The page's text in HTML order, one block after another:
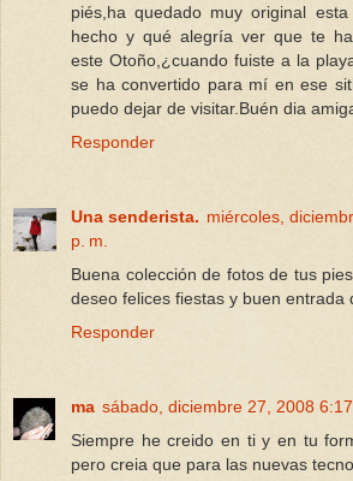
piés,ha quedado muy original
hecho y qué alegría ver que te
este Otoño,¿cuando fuiste a la
se ha convertido para mí en ese
puedo dejar de visitar.Buén dia
Responder
Una senderista. miércoles,
p. m.
Buena colección de fotos de tus
deseo felices fiestas y buen entrada
Responder
ma sábado, diciembre 27, 2008
Siempre he creido en ti y en tu
pero creia que para las nuevas